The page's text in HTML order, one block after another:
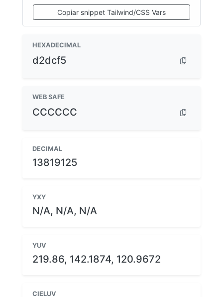
Copiar snippet Tailwind/CSS Vars
HEXADECIMAL
d2dcf5
WEB SAFE
CCCCCC
DECIMAL
13819125
YXY
N/A, N/A, N/A
YUV
219.86, 142.1874, 120.9672
CIELUV